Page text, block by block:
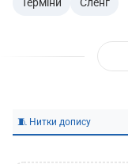
Терміни Сленг
🧵 Нитки допису